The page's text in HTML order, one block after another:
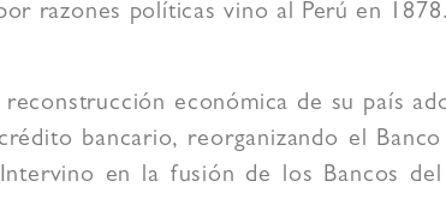
razones políticas vino al Perú en
económica de su país
bancario, reorganizando el
en la fusión de los Bancos